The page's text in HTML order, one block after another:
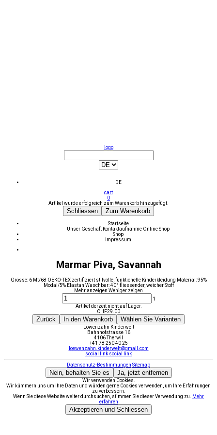
logo
DE
cart
0
Artikel wurde erfolgreich zum Warenkorb hinzugefügt.
Schliessen Zum Warenkorb
Startseite
Unser Geschäft Kontaktaufnahme Online Shop
Shop
Impressum
Marmar Piva, Savannah
Grösse: 6 Mt/68 OEKO-TEX zertifiziert stilvolle, funktionelle Kinderkleidung Material: 95%
Modal/5% Elastan Waschbar: 40° fliessender, weicher Stoff
Mehr anzeigen Weniger zeigen
1
Artikel derzeit nicht auf Lager.
CHF29.00
Zurück In den Warenkorb Wählen Sie Varianten
Löwenzahn Kinderwelt
Bahnhofstrasse 16
4106 Therwil
+41 78 250 40 25
loewenzahn.kinderwelt@gmail.com
social link social link
Datenschutz-Bestimmungen Sitemap
Nein, behalten Sie es Ja, jetzt entfernen
Wir verwenden Cookies.
Wir kümmern uns um Ihre Daten und würden gerne Cookies verwenden, um Ihre Erfahrungen
zu verbessern.
Wenn Sie diese Website weiter durchsuchen, stimmen Sie dieser Verwendung zu.
Mehr
erfahren
Akzeptieren und Schliessen